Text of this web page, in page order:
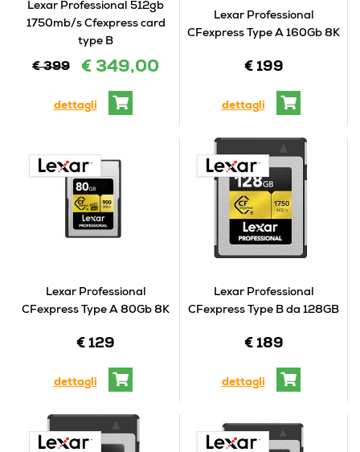
Lexar Professional 512gb
1750mb/s Cfexpress card
type B
€ 399 € 349,00
dettagli
Lexar Professional
CFexpress Type A 160Gb 8K
€ 199
dettagli
Lexar Professional
CFexpress Type A 80Gb 8K
€ 129
dettagli
Lexar Professional
CFexpress Type B da 128GB
€ 189
dettagli